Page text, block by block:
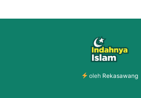
oleh Rekasawang